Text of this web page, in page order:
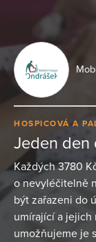
HOSPICOVÁ A
Jeden den
Každých 3780
o nevyléčitelně
být zařazeni do
umírající a jejich
umožňujeme je